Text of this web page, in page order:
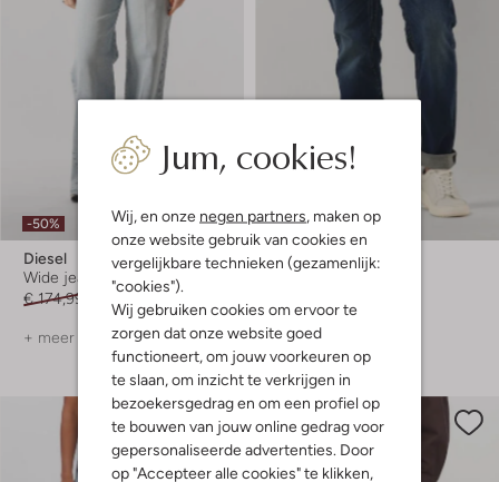
Jum, cookies!
Wij, en onze negen partners , maken op
onze website gebruik van cookies en
vergelijkbare technieken (gezamenlijk:
"cookies").
Wij gebruiken cookies om ervoor te
zorgen dat onze website goed
functioneert, om jouw voorkeuren op
te slaan, om inzicht te verkrijgen in
bezoekersgedrag en om een profiel op
te bouwen van jouw online gedrag voor
gepersonaliseerde advertenties. Door
op "Accepteer alle cookies" te klikken,
-50%
Diesel
Wide jeans
€ 174,99
€ 86,99
+ meer kleuren
-40%
Pme Legend
Slim fit jeans
+ meer kleuren